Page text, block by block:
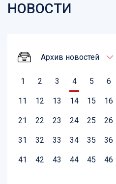
НОВОСТИ
1 2 3 4 5 6
11 12 13 14 15 16
21 22 23 24 25 26
31 32 33 34 35 36
41 42 43 44 45 46
Архив новостей